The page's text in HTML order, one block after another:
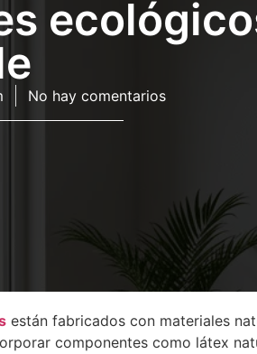
No hay comentarios
están fabricados con materiales
componentes como látex